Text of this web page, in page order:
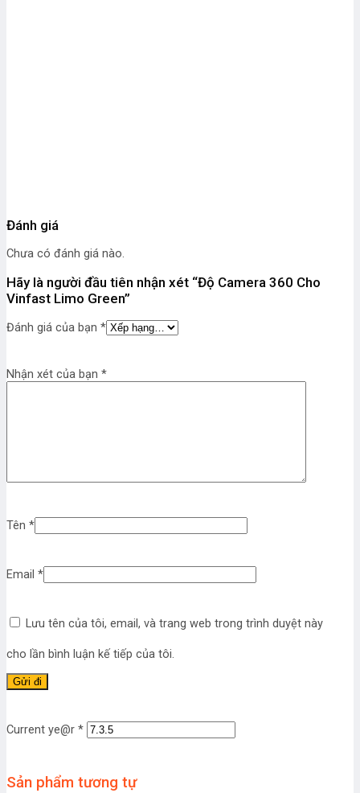
Đánh giá
Chưa có đánh giá nào.
Hãy là người đầu tiên nhận xét “Độ Camera 360 Cho
Vinfast Limo Green”
Đánh giá của bạn *
Nhận xét của bạn *
Tên *
Email *
Lưu tên của tôi, email, và trang web trong trình duyệt này
cho lần bình luận kế tiếp của tôi.
Current ye@r *
Sản phẩm tương tự